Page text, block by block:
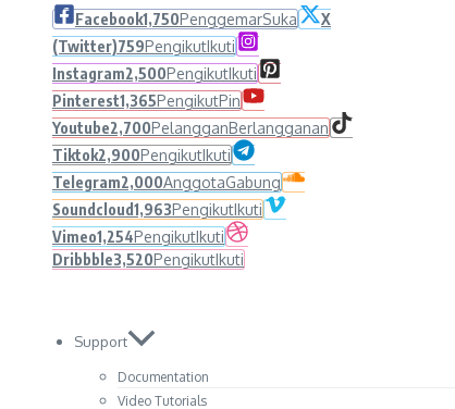
Facebook1,750PenggemarSuka
X
(Twitter)759PengikutIkuti
Instagram2,500PengikutIkuti
Pinterest1,365PengikutPin
Youtube2,700PelangganBerlangganan
Tiktok2,900PengikutIkuti
Telegram2,000AnggotaGabung
Soundcloud1,963PengikutIkuti
Vimeo1,254PengikutIkuti
Dribbble3,520PengikutIkuti
Support
Documentation
Video Tutorials